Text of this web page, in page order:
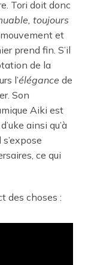
Tori doit donc
toujours
et
prend fin. S’il
de la
l’élégance de
Son
Aiki est
ainsi qu’à
ce qui
des choses :